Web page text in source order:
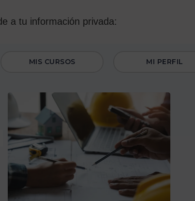
a tu información privada:
MIS CURSOS MI PERFIL